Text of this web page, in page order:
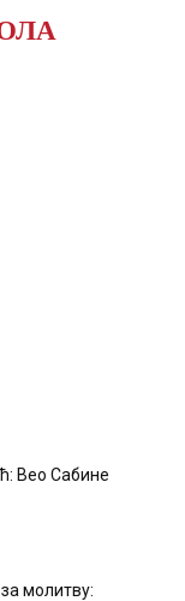
Вео Сабине
молитву: